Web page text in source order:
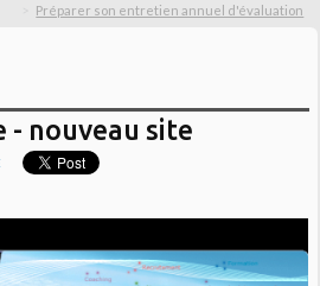
Préparer son entretien annuel d'évaluation
- nouveau site